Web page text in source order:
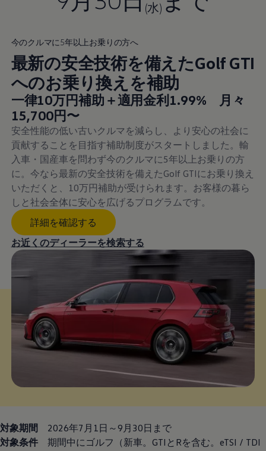
(水)
今のクルマに5年以上お乗りの方へ
最新の安全技術を備えたGolf GTI
へのお乗り換えを補助
New price:
一律10万円補助＋適用金利1.99% 月々
15,700円〜
安全性能の低い古いクルマを減らし、より安心の社会に
貢献することを目指す補助制度がスタートしました。輸
入車・国産車を問わず今のクルマに5年以上お乗りの方
に。今なら最新の安全技術を備えたGolf GTIにお乗り換え
いただくと、10万円補助が受けられます。お客様の暮ら
しと社会全体に安心を広げるプログラムです。
詳細を確認する
お近くのディーラーを検索する
対象期間 2026年7月1日～9月30日まで
対象条件 期間中にゴルフ（新車。GTIとRを含む。eTSI / TDI